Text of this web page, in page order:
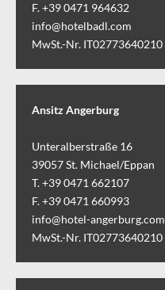
F. +39 0471 964632
info@hotelbadl.com
MwSt.-Nr. IT02773640210
Ansitz Angerburg
Unteralberstraße 16
39057St. Michael/Eppan
T. +39 0471 662107
F. +39 0471 660993
info@hotel-angerburg.com
MwSt.-Nr. IT02773640210